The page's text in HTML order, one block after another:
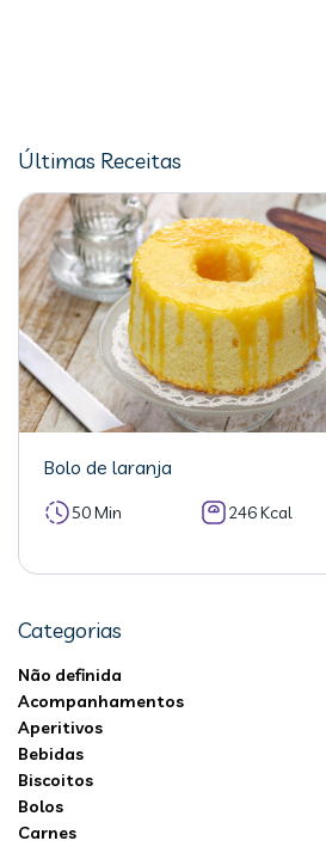
Últimas Receitas
Bolo de laranja
50 Min 246 Kcal
Categorias
Não definida
Acompanhamentos
Aperitivos
Bebidas
Biscoitos
Bolos
Carnes